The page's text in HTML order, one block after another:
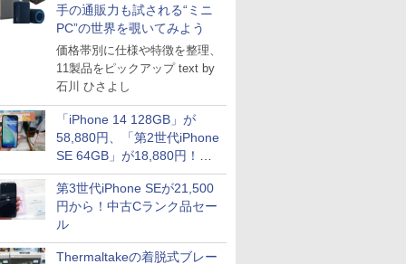
手の通販力も試される“ミニ
PC”の世界を覗いてみよう
価格帯別に仕様や特徴を整理、
11製品をピックアップ text by
石川 ひさよし
「iPhone 14 128GB」が
58,880円、「第2世代iPhone
SE 64GB」が18,880円！中
古Bランク品セール
第3世代iPhone SEが21,500
円から！中古Cランク品セー
ル
Thermaltakeの着脱式ブレー